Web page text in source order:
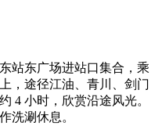
站东广场进站口集合，乘
，途径江油、青川、剑门
4 小时，欣赏沿途风光。
洗涮休息。